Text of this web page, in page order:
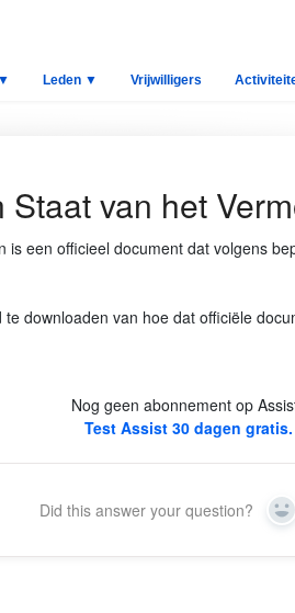
Leden ▼ Vrijwilligers
Staat van het
is een officieel document dat volgens
downloaden van hoe dat officiële
Nog geen abonnement op
Test Assist 30 dagen gratis.
Did this answer your question? Yes